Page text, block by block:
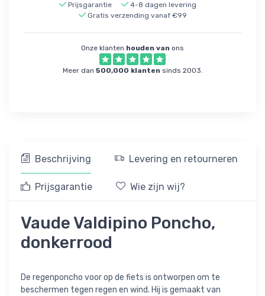
Prijsgarantie
4-8 dagen levering
Gratis verzending vanaf €99
Onze klanten houden van ons
Meer dan 500,000 klanten sinds 2003.
Beschrijving Levering en retourneren
Prijsgarantie Wie zijn wij?
Vaude Valdipino Poncho,
donkerrood
De regenponcho voor op de fiets is ontworpen om te
beschermen tegen regen en wind. Hij is gemaakt van